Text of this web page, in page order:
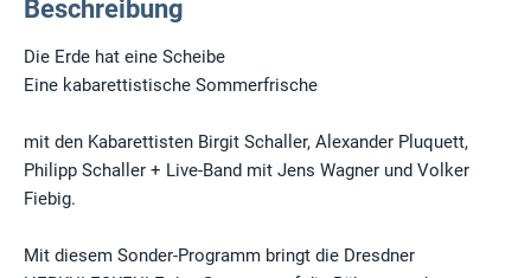
Beschreibung
Die Erde hat eine Scheibe
Eine kabarettistische Sommerfrische
mit den Kabarettisten Birgit Schaller, Alexander Pluquett,
Philipp Schaller + Live-Band mit Jens Wagner und Volker
Fiebig.
Mit diesem Sonder-Programm bringt die Dresdner